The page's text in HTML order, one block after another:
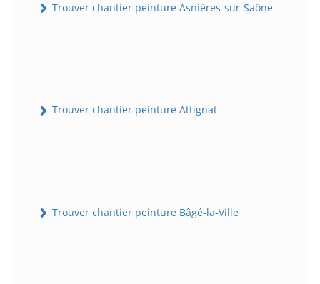
Trouver chantier peinture Asnières-sur-Saône
Trouver chantier peinture Attignat
Trouver chantier peinture Bâgé-la-Ville